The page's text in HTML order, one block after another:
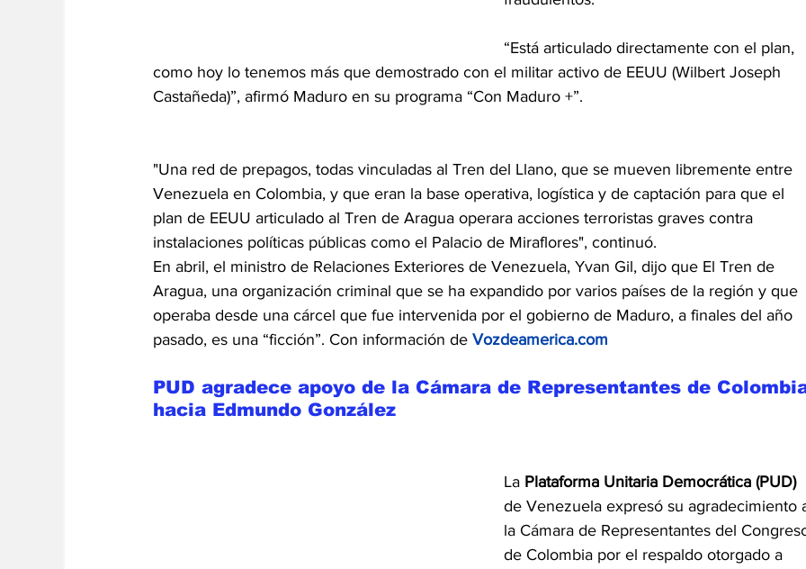
“Está articulado directamente con el plan,
como hoy lo tenemos más que demostrado con el militar activo de EEUU (Wilbert Joseph
Castañeda)”, afirmó Maduro en su programa “Con Maduro +”.
"Una red de prepagos, todas vinculadas al Tren del Llano, que se mueven libremente entre
Venezuela en Colombia, y que eran la base operativa, logística y de captación para que el
plan de EEUU articulado al Tren de Aragua operara acciones terroristas graves contra
instalaciones políticas públicas como el Palacio de Miraflores", continuó.
En abril, el ministro de Relaciones Exteriores de Venezuela, Yvan Gil, dijo que El Tren de
Aragua, una organización criminal que se ha expandido por varios países de la región y que
operaba desde una cárcel que fue intervenida por el gobierno de Maduro, a finales del año
pasado, es una “ficción”. Con información de Vozdeamerica.com
PUD agradece apoyo de la Cámara de Representantes de
hacia Edmundo González
La Plataforma Unitaria Democrática (PUD)
de Venezuela expresó su agradecimiento
la Cámara de Representantes del
de Colombia por el respaldo otorgado a